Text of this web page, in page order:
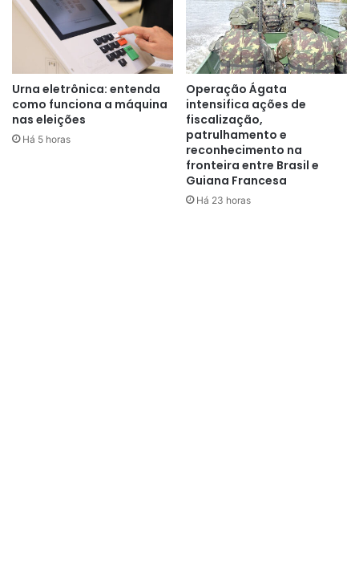
Urna eletrônica: entenda
como funciona a máquina
nas eleições
Há 5 horas
Operação Ágata
intensifica ações de
fiscalização,
patrulhamento e
reconhecimento na
fronteira entre Brasil e
Guiana Francesa
Há 23 horas